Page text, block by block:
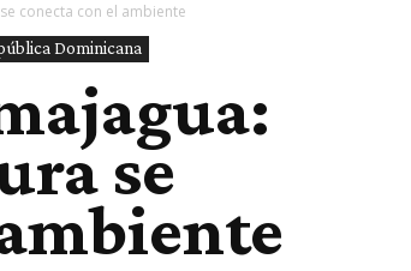
conecta con el ambiente
Dominicana
se